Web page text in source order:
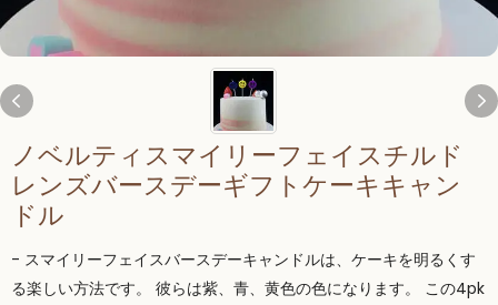
ノベルティスマイリーフェイスチルド
レンズバースデーギフトケーキキャン
ドル
- スマイリーフェイスバースデーキャンドルは、ケーキを明るくす
る楽しい方法です。 彼らは紫、青、黄色の色になります。 この4pk